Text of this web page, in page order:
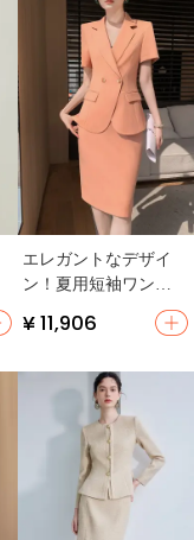
（セットアップ対
エレガントなデザイ
ン！夏用短袖ワンピ
ース風スーツ【高級
感・女性用・職場向
¥ 11,906